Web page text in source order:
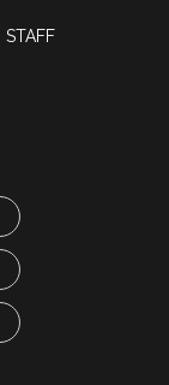
STAFF